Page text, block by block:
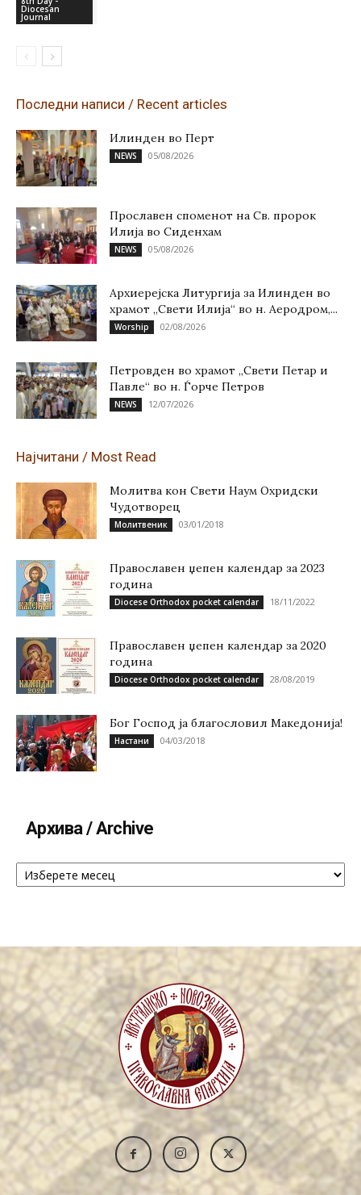
Diocesan
Journal
Последни написи / Recent articles
Илинден во Перт
NEWS 05/08/2026
Прославен споменот на Св. пророк
Илија во Сиденхам
NEWS 05/08/2026
Архиерејска Литургија за Илинден во
храмот „Свети Илија“ во н. Аеродром,...
Worship 02/08/2026
Петровден во храмот „Свети Петар и
Павле“ во н. Ѓорче Петров
NEWS 12/07/2026
Најчитани / Most Read
Молитва кон Свети Наум Охридски
Чудотворец
Молитвеник 03/01/2018
Православен џепен календар за 2023
година
Diocese Orthodox pocket calendar 18/11/2022
Православен џепен календар за 2020
година
Diocese Orthodox pocket calendar 28/08/2019
Бог Господ ја благословил Македонија!
Настани 04/03/2018
Архива / Archive
Архива